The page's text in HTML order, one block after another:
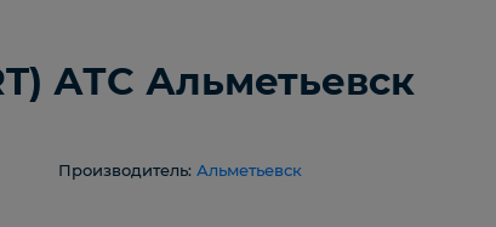
АТС Альметьевск
Производитель: Альметьевск